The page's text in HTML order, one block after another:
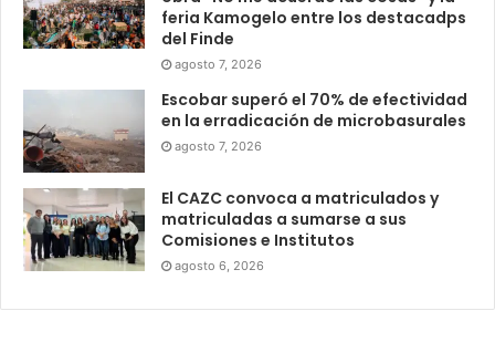
feria Kamogelo entre los destacadps
del Finde
agosto 7, 2026
Escobar superó el 70% de efectividad
en la erradicación de microbasurales
agosto 7, 2026
El CAZC convoca a matriculados y
matriculadas a sumarse a sus
Comisiones e Institutos
agosto 6, 2026